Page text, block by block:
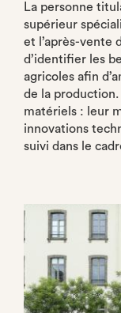
La personne
supérieur
et l’après-vente
d’identifier les
agricoles afin
de la
matériels : leur
innovations
suivi dans le